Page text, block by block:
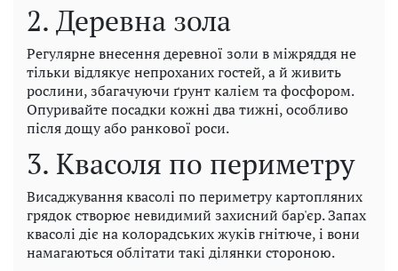
2. Деревна зола
Регулярне внесення деревної золи в міжряддя не
тільки відлякує непроханих гостей, а й живить
рослини, збагачуючи ґрунт калієм та фосфором.
Опуривайте посадки кожні два тижні, особливо
після дощу або ранкової роси.
3. Квасоля по периметру
Висаджування квасолі по периметру картопляних
грядок створює невидимий захисний бар'єр. Запах
квасолі діє на колорадських жуків гнітюче, і вони
намагаються облітати такі ділянки стороною.